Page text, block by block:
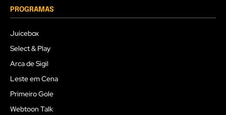
PROGRAMAS
Juicebox
Select & Play
Arca de Sigil
Leste em Cena
Primeiro Gole
Webtoon Talk